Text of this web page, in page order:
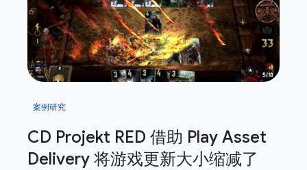
案例研究
CD Projekt RED 借助 Play Asset
Delivery 将游戏更新大小缩减了